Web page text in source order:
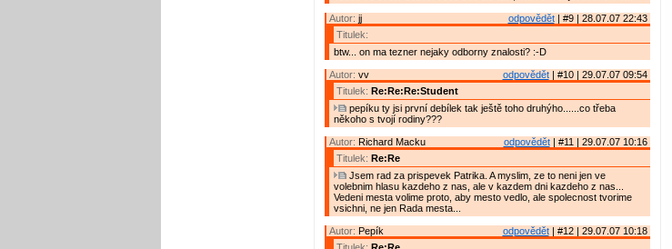
odpovědět| #9 | 28.07.07 22:43
Autor: jj
Titulek:
btw... on ma tezner nejaky odborny znalosti? :-D
odpovědět| #10 | 29.07.07 09:54
Autor: vv
Titulek: Re:Re:Re:Student
pepíku ty jsi první debílek tak ještě toho druhýho......co třeba
někoho s tvojí rodiny???
odpovědět| #11 | 29.07.07 10:16
Autor: Richard Macku
Titulek: Re:Re
Jsem rad za prispevek Patrika. A myslim, ze to neni jen ve
volebnim hlasu kazdeho z nas, ale v kazdem dni kazdeho z nas...
Vedeni mesta volime proto, aby mesto vedlo, ale spolecnost tvorime
vsichni, ne jen Rada mesta...
odpovědět| #12 | 29.07.07 10:18
Autor: Pepík